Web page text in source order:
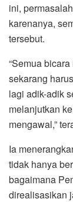
ini,
karenanya,
tersebut.
“Semua
sekarang
lagi adik-adik
melanjutkan
mengawal,”
Ia
tidak hanya
bagaimana
direalisasikan